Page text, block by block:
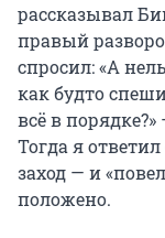
рассказывал
правый
спросил: «А
как будто
всё в
Тогда я
заход — и
положено.